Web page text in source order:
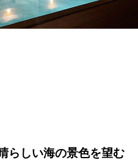
らしい海の景色を望む